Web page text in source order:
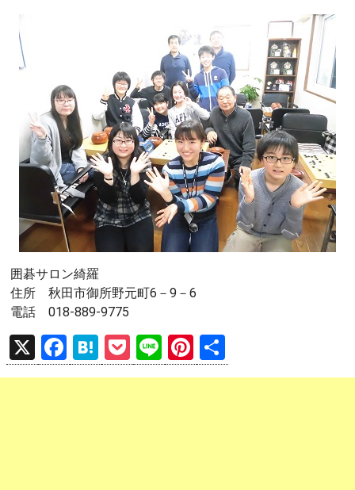
囲碁サロン綺羅
住所 秋田市御所野元町6－9－6
電話 018-889-9775
X
F
a
H
at
P
o
Li
n
Pi
nt 有